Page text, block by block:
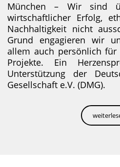
München – Wir sind
wirtschaftlicher Erfolg,
Nachhaltigkeit nicht
Grund engagieren wir
allem auch persönlich
Projekte. Ein
Unterstützung der
Gesellschaft e.V. (DMG).